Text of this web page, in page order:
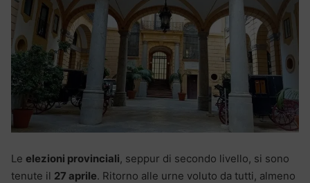
Le elezioni provinciali, seppur di secondo livello, si sono
tenute il 27 aprile. Ritorno alle urne voluto da tutti, almeno